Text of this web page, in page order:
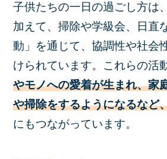
子供たちの一日の過ごし方は
加えて、掃除や学級会、日直
動」を通じて、協調性や社会
けられています。これらの活
やモノへの愛着が生まれ、家
や掃除をするようになるなど
にもつながっています。